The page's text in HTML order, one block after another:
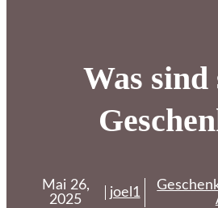
Was sind
Mai 26,
2025
joel1